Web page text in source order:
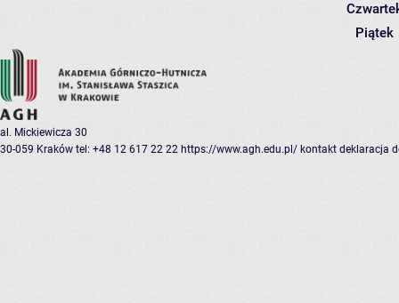
Piątek
al. Mickiewicza 30
30-059 Kraków tel: +48 12 617 22 22 https://www.agh.edu.pl/ kontakt deklaracja